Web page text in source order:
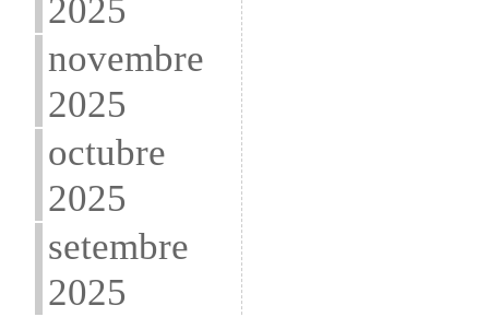
2025
novembre
2025
octubre
2025
setembre
2025